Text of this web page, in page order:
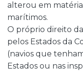
alterou em
marítimos.
O próprio direito
pelos Estados da
(navios que
Estados ou nas